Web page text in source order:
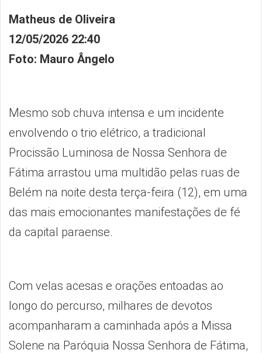
Matheus de Oliveira
12/05/2026 22:40
Foto: Mauro Ângelo
Mesmo sob chuva intensa e um incidente
envolvendo o trio elétrico, a tradicional
Procissão Luminosa de Nossa Senhora de
Fátima arrastou uma multidão pelas ruas de
Belém na noite desta terça-feira (12), em uma
das mais emocionantes manifestações de fé
da capital paraense.
Com velas acesas e orações entoadas ao
longo do percurso, milhares de devotos
acompanharam a caminhada após a Missa
Solene na Paróquia Nossa Senhora de Fátima,